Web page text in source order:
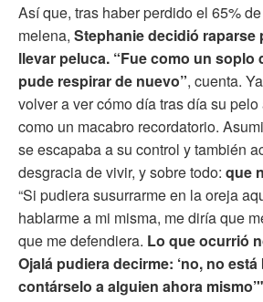
Así que, tras haber perdido el 65%
melena, Stephanie decidió raparse
llevar peluca. “Fue como un soplo
pude respirar de nuevo”, cuenta.
volver a ver cómo día tras día su
como un macabro recordatorio.
se escapaba a su control y también
desgracia de vivir, y sobre todo: que
“Si pudiera susurrarme en la oreja
hablarme a mi misma, me diría que
que me defendiera. Lo que ocurrió
Ojalá pudiera decirme: ‘no, no está
contárselo a alguien ahora